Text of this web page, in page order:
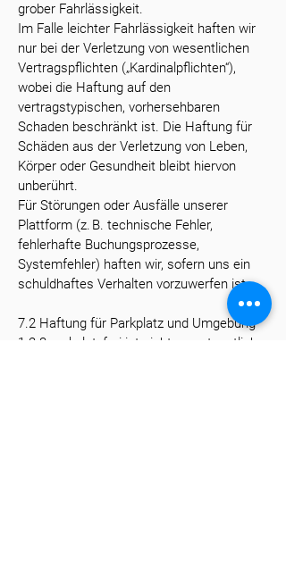
grober Fahrlässigkeit.
Im Falle leichter Fahrlässigkeit haften wir
nur bei der Verletzung von wesentlichen
Vertragspflichten („Kardinalpflichten“),
wobei die Haftung auf den
vertragstypischen, vorhersehbaren
Schaden beschränkt ist. Die Haftung für
Schäden aus der Verletzung von Leben,
Körper oder Gesundheit bleibt hiervon
unberührt.
Für Störungen oder Ausfälle unserer
Plattform (z. B. technische Fehler,
fehlerhafte Buchungsprozesse,
Systemfehler) haften wir, sofern uns ein
schuldhaftes Verhalten vorzuwerfen ist.
7.2 Haftung für Parkplatz und Umgebung
1-2-3 parkplatzfrei ist nicht verantwortlich